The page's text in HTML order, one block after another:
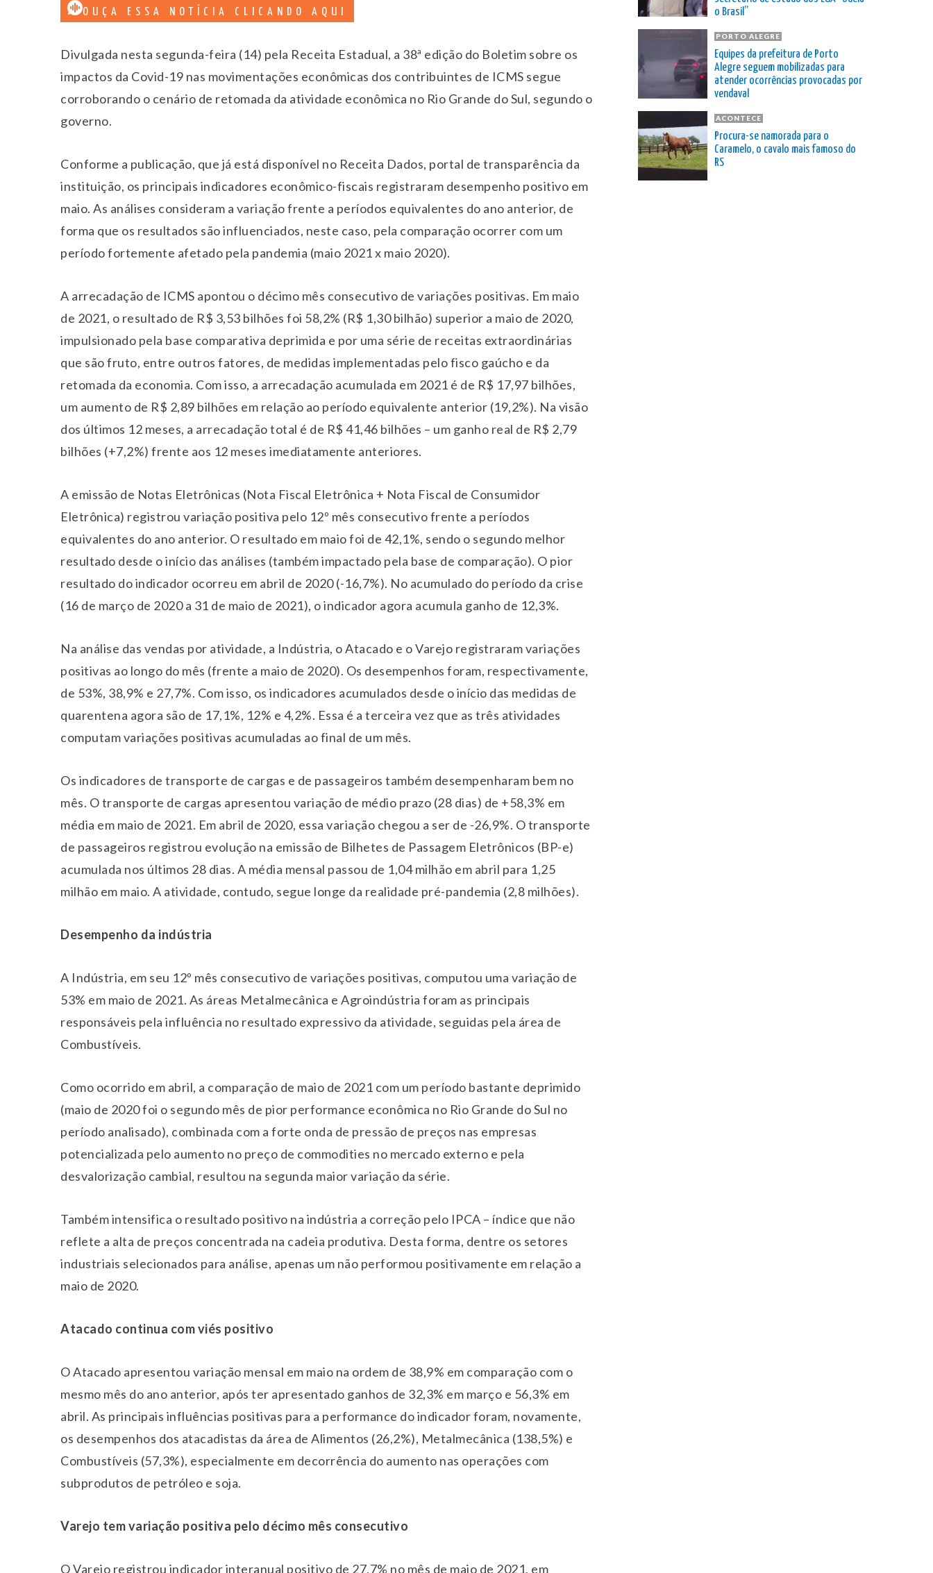
OUÇA ESSA NOTÍCIA CLICANDO AQUI
Divulgada nesta segunda-feira (14) pela Receita Estadual, a 38ª edição do Boletim sobre os
impactos da Covid-19 nas movimentações econômicas dos contribuintes de ICMS segue
corroborando o cenário de retomada da atividade econômica no Rio Grande do Sul, segundo o
governo.
Conforme a publicação, que já está disponível no Receita Dados, portal de transparência da
instituição, os principais indicadores econômico-fiscais registraram desempenho positivo em
maio. As análises consideram a variação frente a períodos equivalentes do ano anterior, de
forma que os resultados são influenciados, neste caso, pela comparação ocorrer com um
período fortemente afetado pela pandemia (maio 2021 x maio 2020).
A arrecadação de ICMS apontou o décimo mês consecutivo de variações positivas. Em maio
de 2021, o resultado de R$ 3,53 bilhões foi 58,2% (R$ 1,30 bilhão) superior a maio de 2020,
impulsionado pela base comparativa deprimida e por uma série de receitas extraordinárias
que são fruto, entre outros fatores, de medidas implementadas pelo fisco gaúcho e da
retomada da economia. Com isso, a arrecadação acumulada em 2021 é de R$ 17,97 bilhões,
um aumento de R$ 2,89 bilhões em relação ao período equivalente anterior (19,2%). Na visão
dos últimos 12 meses, a arrecadação total é de R$ 41,46 bilhões – um ganho real de R$ 2,79
bilhões (+7,2%) frente aos 12 meses imediatamente anteriores.
A emissão de Notas Eletrônicas (Nota Fiscal Eletrônica + Nota Fiscal de Consumidor
Eletrônica) registrou variação positiva pelo 12º mês consecutivo frente a períodos
equivalentes do ano anterior. O resultado em maio foi de 42,1%, sendo o segundo melhor
resultado desde o início das análises (também impactado pela base de comparação). O pior
resultado do indicador ocorreu em abril de 2020 (-16,7%). No acumulado do período da crise
(16 de março de 2020 a 31 de maio de 2021), o indicador agora acumula ganho de 12,3%.
Na análise das vendas por atividade, a Indústria, o Atacado e o Varejo registraram variações
positivas ao longo do mês (frente a maio de 2020). Os desempenhos foram, respectivamente,
de 53%, 38,9% e 27,7%. Com isso, os indicadores acumulados desde o início das medidas de
quarentena agora são de 17,1%, 12% e 4,2%. Essa é a terceira vez que as três atividades
computam variações positivas acumuladas ao final de um mês.
Os indicadores de transporte de cargas e de passageiros também desempenharam bem no
mês. O transporte de cargas apresentou variação de médio prazo (28 dias) de +58,3% em
média em maio de 2021. Em abril de 2020, essa variação chegou a ser de -26,9%. O transporte
de passageiros registrou evolução na emissão de Bilhetes de Passagem Eletrônicos (BP-e)
acumulada nos últimos 28 dias. A média mensal passou de 1,04 milhão em abril para 1,25
milhão em maio. A atividade, contudo, segue longe da realidade pré-pandemia (2,8 milhões).
Desempenho da indústria
A Indústria, em seu 12º mês consecutivo de variações positivas, computou uma variação de
53% em maio de 2021. As áreas Metalmecânica e Agroindústria foram as principais
responsáveis pela influência no resultado expressivo da atividade, seguidas pela área de
Combustíveis.
Como ocorrido em abril, a comparação de maio de 2021 com um período bastante deprimido
(maio de 2020 foi o segundo mês de pior performance econômica no Rio Grande do Sul no
período analisado), combinada com a forte onda de pressão de preços nas empresas
potencializada pelo aumento no preço de commodities no mercado externo e pela
desvalorização cambial, resultou na segunda maior variação da série.
Também intensifica o resultado positivo na indústria a correção pelo IPCA – índice que não
reflete a alta de preços concentrada na cadeia produtiva. Desta forma, dentre os setores
industriais selecionados para análise, apenas um não performou positivamente em relação a
maio de 2020.
Atacado continua com viés positivo
O Atacado apresentou variação mensal em maio na ordem de 38,9% em comparação com o
mesmo mês do ano anterior, após ter apresentado ganhos de 32,3% em março e 56,3% em
abril. As principais influências positivas para a performance do indicador foram, novamente,
os desempenhos dos atacadistas da área de Alimentos (26,2%), Metalmecânica (138,5%) e
Combustíveis (57,3%), especialmente em decorrência do aumento nas operações com
subprodutos de petróleo e soja.
Varejo tem variação positiva pelo décimo mês consecutivo
O Varejo registrou indicador interanual positivo de 27,7% no mês de maio de 2021, em
o Brasil”
PORTO ALEGRE
Equipes da prefeitura de Porto
Alegre seguem mobilizadas para
atender ocorrências provocadas por
vendaval
ACONTECE
Procura-se namorada para o
Caramelo, o cavalo mais famoso do
RS